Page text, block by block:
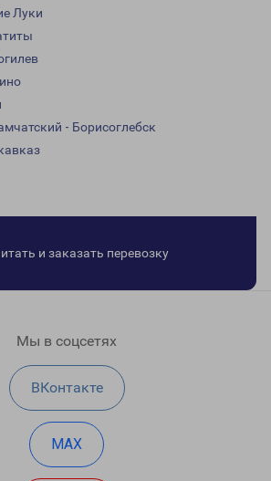
Луки
- Борисоглебск
и заказать перевозку
Мы в соцсетях
ВКонтакте
MAX